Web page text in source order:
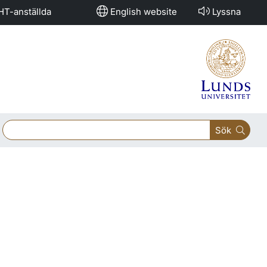
anställda English website Lyssna
Sök